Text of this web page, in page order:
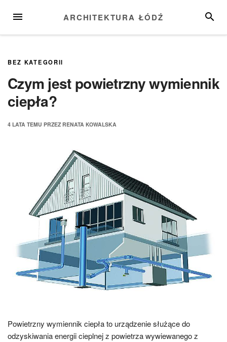
MENU ARCHITEKTURA ŁÓDŹ
BEZ KATEGORII
Czym jest powietrzny wymiennik
ciepła?
4 LATA TEMU PRZEZ RENATA KOWALSKA
Powietrzny wymiennik ciepła to urządzenie służące do
odzyskiwania energii cieplnej z powietrza wywiewanego z